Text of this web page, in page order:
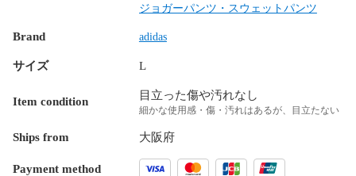
ジョガーパンツ・スウェットパンツ
Brand adidas
サイズ L
Item condition 目立った傷や汚れなし
細かな使用感・傷・汚れはあるが、目立たない
Ships from 大阪府
Payment method